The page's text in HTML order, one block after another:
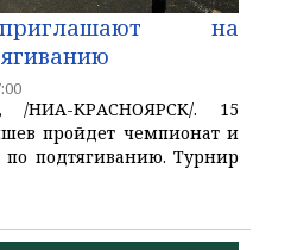
на
/НИА-КРАСНОЯРСК/. 15
пройдет чемпионат и
по подтягиванию. Турнир